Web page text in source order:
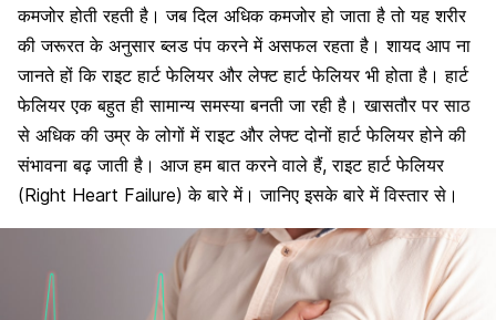
कमजोर होती रहती है। जब दिल अधिक कमजोर हो जाता है तो यह शरीर
की जरूरत के अनुसार ब्लड पंप करने में असफल रहता है। शायद आप ना
जानते हों कि राइट हार्ट फेलियर और लेफ्ट हार्ट फेलियर भी होता है। हार्ट
फेलियर एक बहुत ही सामान्य समस्या बनती जा रही है। खासतौर पर साठ
से अधिक की उम्र के लोगों में राइट और लेफ्ट दोनों हार्ट फेलियर होने की
संभावना बढ़ जाती है। आज हम बात करने वाले हैं, राइट हार्ट फेलियर
(Right Heart Failure) के बारे में। जानिए इसके बारे में विस्तार से।